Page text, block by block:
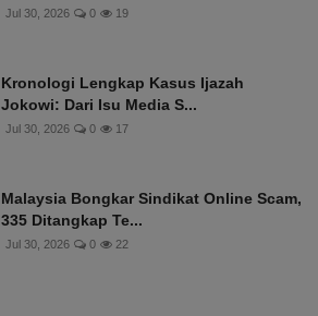
Jul 30, 2026 0 19
Kronologi Lengkap Kasus Ijazah
Jokowi: Dari Isu Media S...
Jul 30, 2026 0 17
Malaysia Bongkar Sindikat Online Scam,
335 Ditangkap Te...
Jul 30, 2026 0 22